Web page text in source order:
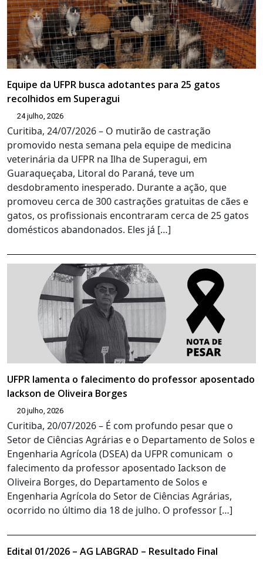
Equipe da UFPR busca adotantes para 25 gatos
recolhidos em Superagui
24 julho, 2026
Curitiba, 24/07/2026 – O mutirão de castração
promovido nesta semana pela equipe de medicina
veterinária da UFPR na Ilha de Superagui, em
Guaraqueçaba, Litoral do Paraná, teve um
desdobramento inesperado. Durante a ação, que
promoveu cerca de 300 castrações gratuitas de cães e
gatos, os profissionais encontraram cerca de 25 gatos
domésticos abandonados. Eles já […]
UFPR lamenta o falecimento do professor aposentado
Iackson de Oliveira Borges
20 julho, 2026
Curitiba, 20/07/2026 – É com profundo pesar que o
Setor de Ciências Agrárias e o Departamento de Solos e
Engenharia Agrícola (DSEA) da UFPR comunicam o
falecimento da professor aposentado Iackson de
Oliveira Borges, do Departamento de Solos e
Engenharia Agrícola do Setor de Ciências Agrárias,
ocorrido no último dia 18 de julho. O professor […]
Edital 01/2026 – AG LABGRAD – Resultado Final